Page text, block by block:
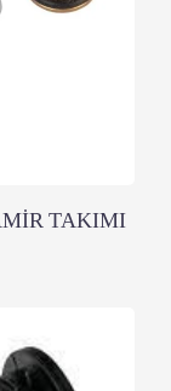
TAKIMI